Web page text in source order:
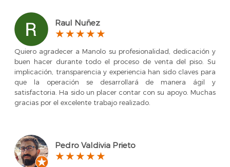
Raul Nuñez
Quiero agradecer a Manolo su profesionalidad, dedicación y
buen hacer durante todo el proceso de venta del piso. Su
implicación, transparencia y experiencia han sido claves para
que la operación se desarrollará de manera ágil y
satisfactoria. Ha sido un placer contar con su apoyo. Muchas
gracias por el excelente trabajo realizado.
Pedro Valdivia Prieto